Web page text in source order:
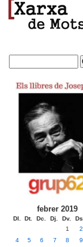
febrer 2019
Dl. Dt. Dc. Dj. Dv. Ds.
1 2
4
5 6 7 8 9